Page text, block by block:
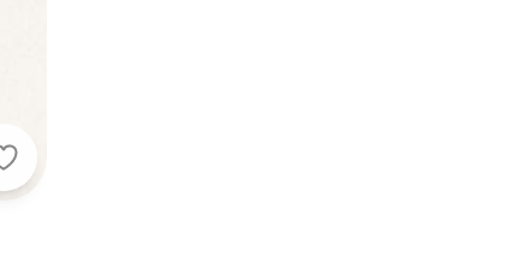
Fakini Kids - Conjunto Blusão/Legging Bege